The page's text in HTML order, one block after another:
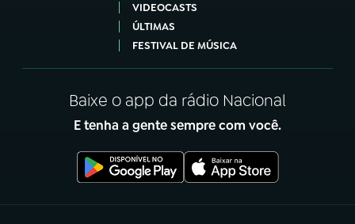
VIDEOCASTS
ÚLTIMAS
FESTIVAL DE MÚSICA
Baixe o app da rádio Nacional
E tenha a gente sempre com você.